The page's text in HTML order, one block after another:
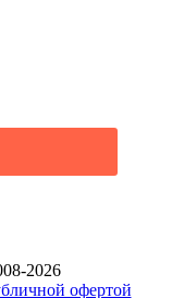
2026
офертой